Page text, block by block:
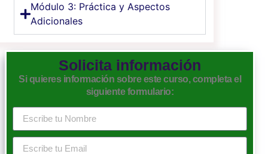
Módulo 3: Práctica y Aspectos
Adicionales
Solicita información
Si quieres información sobre este curso, completa el
siguiente formulario: